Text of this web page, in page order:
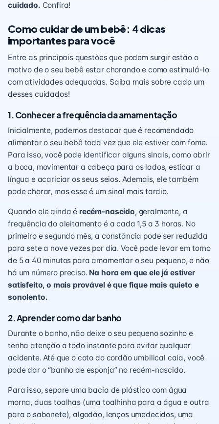
cuidado. Confira!
Como cuidar de um bebê: 4 dicas
importantes para você
Entre as principais questões que podem surgir estão o
motivo de o seu bebê estar chorando e como estimulá-lo
com atividades adequadas. Saiba mais sobre cada um
desses cuidados!
1. Conhecer a frequência da amamentação
Inicialmente, podemos destacar que é recomendado
alimentar o seu bebê toda vez que ele estiver com fome.
Para isso, você pode identificar alguns sinais, como abrir
a boca, movimentar a cabeça para os lados, esticar a
língua e acariciar os seus seios. Ademais, ele também
pode chorar, mas esse é um sinal mais tardio.
Quando ele ainda é recém-nascido, geralmente, a
frequência do aleitamento é a cada 1,5 a 3 horas. No
primeiro e segundo mês, a constância pode ser reduzida
para sete a nove vezes por dia. Você pode levar em torno
de 5 a 40 minutos para amamentar o seu pequeno, e não
há um número preciso. Na hora em que ele já estiver
satisfeito, o mais provável é que fique mais quieto e
sonolento.
2. Aprender como dar banho
Durante o banho, não deixe o seu pequeno sozinho e
tenha atenção a todo instante para evitar qualquer
acidente. Até que o coto do cordão umbilical caia, você
pode dar o “banho de esponja” no recém-nascido.
Para isso, separe uma bacia de plástico com água
morna, duas toalhas (uma toalhinha para a água e outra
para o sabonete), algodão, lenços umedecidos, uma